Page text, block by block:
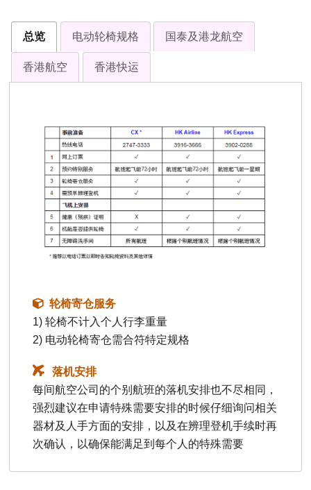
总览 电动轮椅规格 国泰及港龙航空
香港航空 香港快运
轮椅寄仓服务
1) 轮椅不计入个人行李重量
2) 电动轮椅寄仓需合符特定规格
落机安排
每间航空公司的个别航班的落机安排也不尽相同，
强烈建议在申请特殊需要安排的时候仔细询问相关
器材及人手方面的安排，以及在辨理登机手续时再
次确认，以确保能满足到每个人的特殊需要